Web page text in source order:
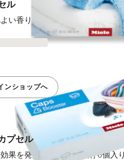
ル
い香りにするための柔軟剤9個
ンショップへ
プセル
果を発揮するしみ抜き剤 6個入り